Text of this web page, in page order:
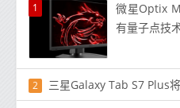
1
微星Optix
有量子点技
2 三星Galaxy Tab S7 Plus